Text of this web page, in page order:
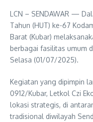
LCN – SENDAWAR —
Tahun (HUT) ke-67
Barat (Kubar)
berbagai fasilitas umum
Selasa (01/07/2025).
Kegiatan yang dipimpin
0912/Kubar, Letkol Czi
lokasi strategis, di
tradisional diwilayah